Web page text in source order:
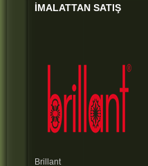
IMALATTAN SATIŞ
Brillant